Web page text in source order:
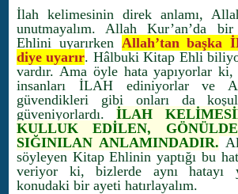
İlah kelimesinin direk anlamı,
unutmayalım. Allah Kur’an’da
Ehlini uyarırken Allah’tan başka
diye uyarır. Hâlbuki Kitap Ehli
vardır. Ama öyle hata yapıyorlar ki,
insanları İLAH ediniyorlar ve
güvendikleri gibi onları da
güveniyorlardı.İLAH
KULLUK EDİLEN,
SIĞINILAN ANLAMINDADIR.
söyleyen Kitap Ehlinin yaptığı bu
veriyor ki, bizlerde aynı hatayı
konudaki bir ayeti hatırlayalım.